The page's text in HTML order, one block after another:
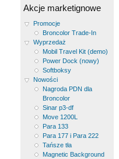
Akcje marketignowe
Promocje
Broncolor Trade-In
Wyprzedaż
Mobil Travel Kit (demo)
Power Dock (nowy)
Softboksy
Nowości
Nagroda PDN dla
Broncolor
Sinar p3-df
Move 1200L
Para 133
Para 177 i Para 222
Tańsze tła
Magnetic Background